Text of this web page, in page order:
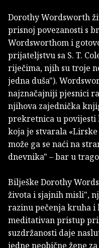
Dorothy Wordsworth
prisnoj povezanosti s
Wordsworthom i
prijateljstvu sa S. T.
riječima, njih su troje
jedna duša").
najznačajniji pjesnici
njihova zajednička
prekretnica u povijesti
koja je stvarala «Lirske
može ga se naći na
dnevnika" – bar u
Bilješke Dorothy
života i sjajnih misli",
razinu pečenja kruha i
meditativan pristup
suzdržanosti daje
jedne neobične žene